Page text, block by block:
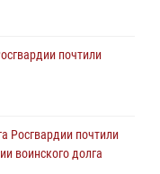
почтили
Росгвардии почтили
воинского долга